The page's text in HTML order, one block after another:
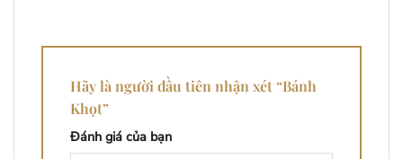
Hãy là người đầu tiên nhận xét “Bánh
Khọt”
Đánh giá của bạn